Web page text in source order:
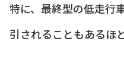
特に、最終型の低走行
引されることもあるほど